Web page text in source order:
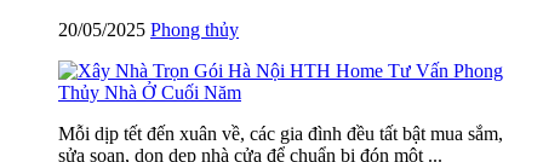
20/05/2025 Phong thủy
Mỗi dịp tết đến xuân về, các gia đình đều tất bật mua sắm,
sửa soạn, dọn dẹp nhà cửa để chuẩn bị đón một ...